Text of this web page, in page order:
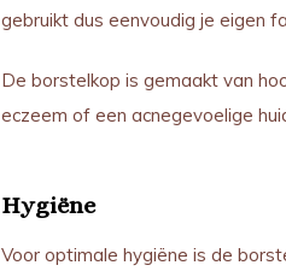
gebruikt dus eenvoudig je eigen
De borstelkop is gemaakt van
eczeem of een acnegevoelige
Hygiëne
Voor optimale hygiëne is de